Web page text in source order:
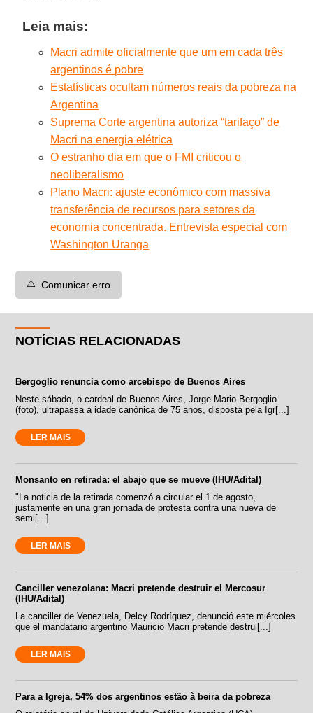
Leia mais:
Macri admite oficialmente que um em cada três
argentinos é pobre
Estatísticas ocultam números reais da pobreza na
Argentina
Suprema Corte argentina autoriza “tarifaço” de
Macri na energia elétrica
O estranho dia em que o FMI criticou o
neoliberalismo
Plano Macri: ajuste econômico com massiva
transferência de recursos para setores da
economia concentrada. Entrevista especial com
Washington Uranga
⚠️ Comunicar erro
NOTÍCIAS RELACIONADAS
Bergoglio renuncia como arcebispo de Buenos Aires
Neste sábado, o cardeal de Buenos Aires, Jorge Mario Bergoglio
(foto), ultrapassa a idade canônica de 75 anos, disposta pela Igr[...]
LER MAIS
Monsanto en retirada: el abajo que se mueve (IHU/Adital)
"La noticia de la retirada comenzó a circular el 1 de agosto,
justamente en una gran jornada de protesta contra una nueva de
semi[...]
LER MAIS
Canciller venezolana: Macri pretende destruir el Mercosur
(IHU/Adital)
La canciller de Venezuela, Delcy Rodríguez, denunció este miércoles
que el mandatario argentino Mauricio Macri pretende destrui[...]
LER MAIS
Para a Igreja, 54% dos argentinos estão à beira da pobreza